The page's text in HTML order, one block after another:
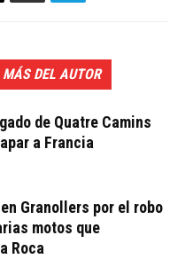
MÁS DEL AUTOR
de Quatre Camins
a Francia
Granollers por el robo
motos que
Roca